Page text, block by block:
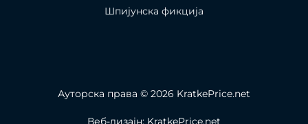
Шпијунска фикција
Ауторска права © 2026 KratkePrice.net
Веб-дизајн: KratkePrice.net